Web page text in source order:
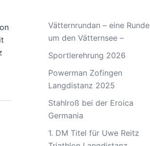
Vätternrundan – eine Runde
um den Vätternsee –
Sportlerehrung 2026
Powerman Zofingen
Langdistanz 2025
Stahlroß bei der Eroica
Germania
1. DM Titel für Uwe Reitz